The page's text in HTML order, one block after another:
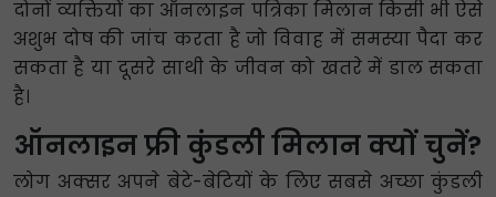
दोनों व्यक्तियों का ऑनलाइन पत्रिका मिलान किसी भी ऐसे
अशुभ दोष की जांच करता है जो विवाह में समस्या पैदा कर
सकता है या दूसरे साथी के जीवन को खतरे में डाल सकता
है।
ऑनलाइन फ्री कुंडली मिलान क्यों चुनें?
लोग अक्सर अपने बेटे-बेटियों के लिए सबसे अच्छा कुंडली